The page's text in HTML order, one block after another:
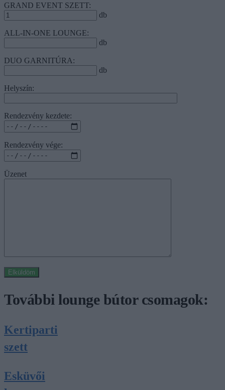
GRAND EVENT SZETT:
db
ALL-IN-ONE LOUNGE:
db
DUO GARNITÚRA:
db
Helyszín:
Rendezvény kezdete:
Rendezvény vége:
Üzenet
További lounge bútor csomagok:
Kertiparti
szett
Esküvői